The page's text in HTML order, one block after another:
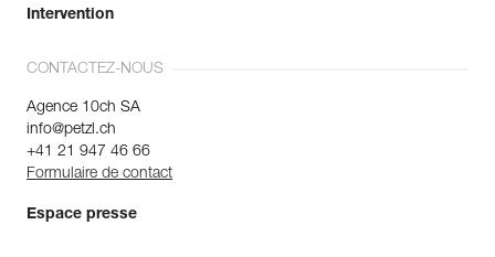
Intervention
CONTACTEZ-NOUS
Agence 10ch SA
info@petzl.ch
+41 21 947 46 66
Formulaire de contact
Espace presse